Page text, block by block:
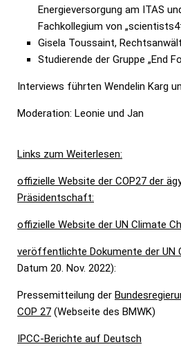
Energieversorgung am ITAS
Fachkollegium von
Gisela Toussaint,
Studierende der Gruppe „End
Interviews führten Wendelin Karg
Moderation: Leonie und Jan
Links zum Weiterlesen:
offizielle Website der COP27 der
Präsidentschaft:
offizielle Website der UN Climate
veröffentlichte Dokumente der UN
Datum 20. Nov. 2022):
Pressemitteilung der
COP 27 (Webseite des BMWK)
IPCC-Berichte auf Deutsch